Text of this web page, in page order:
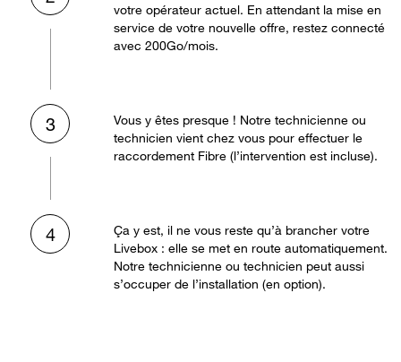
votre opérateur actuel. En attendant la mise en
service de votre nouvelle offre, restez connecté
avec 200Go/mois.
3
Vous y êtes presque ! Notre technicienne ou
technicien vient chez vous pour effectuer le
raccordement Fibre (l’intervention est incluse).
4
Ça y est, il ne vous reste qu’à brancher votre
Livebox : elle se met en route automatiquement.
Notre technicienne ou technicien peut aussi
s’occuper de l’installation (en option).